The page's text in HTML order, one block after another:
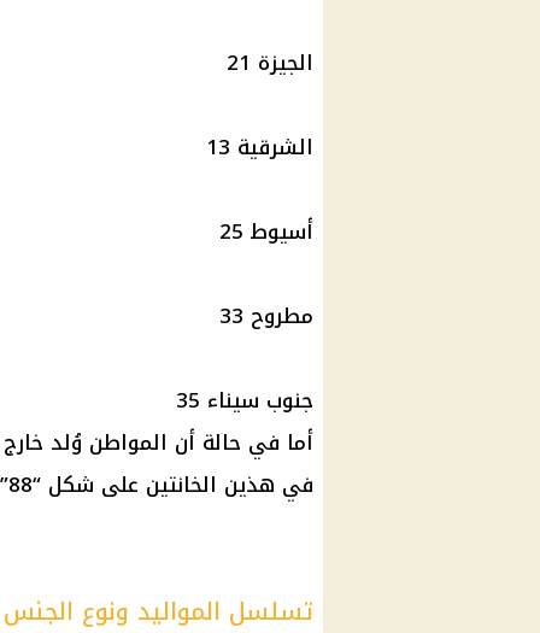
الجيزة
الشرقية 13
أسيوط 25
مطروح 33
جنوب سيناء 35
أما في حالة أن المواطن وُلد
في هذين الخانتين على شكل “88” دون تغيير.
تسلسل المواليد ونوع